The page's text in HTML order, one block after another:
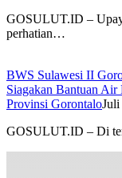
GOSULUT.ID –
perhatian…
BWS Sulawesi II
Siagakan Bantuan Air
Provinsi GorontaloJuli
GOSULUT.ID – Di